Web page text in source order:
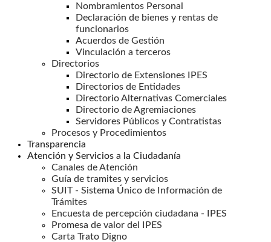
Nombramientos Personal
Declaración de bienes y rentas de
funcionarios
Acuerdos de Gestión
Vinculación a terceros
Directorios
Directorio de Extensiones IPES
Directorios de Entidades
Directorio Alternativas Comerciales
Directorio de Agremiaciones
Servidores Públicos y Contratistas
Procesos y Procedimientos
Transparencia
Atención y Servicios a la Ciudadanía
Canales de Atención
Guía de tramites y servicios
SUIT - Sistema Único de Información de
Trámites
Encuesta de percepción ciudadana - IPES
Promesa de valor del IPES
Carta Trato Digno